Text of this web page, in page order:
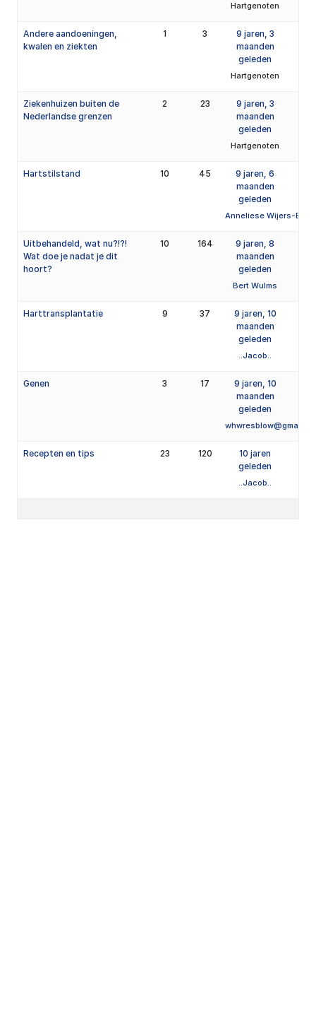
Hartgenoten
Andere aandoeningen,
kwalen en ziekten
1 3
9 jaren, 3
maanden
geleden
Hartgenoten
Ziekenhuizen buiten de
Nederlandse grenzen
2 23
9 jaren, 3
maanden
geleden
Hartgenoten
Hartstilstand 10 45
9 jaren, 6
maanden
geleden
Anneliese Wijers-
Uitbehandeld, wat nu?!?!
Wat doe je nadat je dit
hoort?
10 164
9 jaren, 8
maanden
geleden
Bert Wulms
Harttransplantatie 9 37
9 jaren, 10
maanden
geleden
..Jacob..
Genen 3 17
9 jaren, 10
maanden
geleden
Recepten en tips 23 120
10 jaren
geleden
..Jacob..